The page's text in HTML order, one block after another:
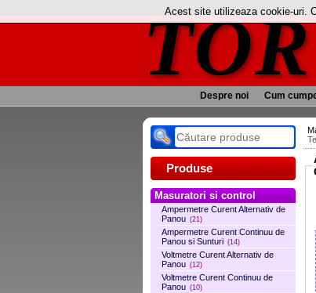
TOR
Despre noi Cum
Produse
Masuratori si control
Ampermetre Curent Alternativ de
Panou (21)
Ampermetre Curent Continuu de
Panou si Sunturi (14)
Voltmetre Curent Alternativ de
Panou (12)
Voltmetre Curent Continuu de
Panou (10)
Acest site utilizeaza cookie-uri.